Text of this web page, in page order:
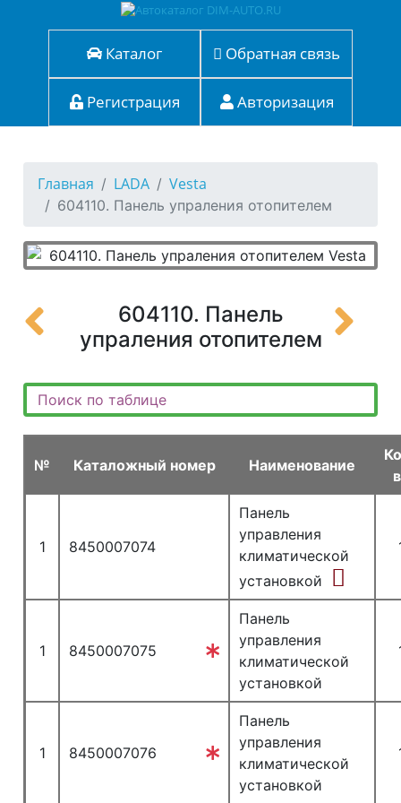
Каталог Обратная связь
Регистрация Авторизация
Главная LADA Vesta
604110. Панель упраления отопителем
604110. Панель
упраления отопителем
№ Каталожный номер Наименование
1 8450007074
Панель
управления
климатической
установкой
1 8450007075
Панель
управления
климатической
установкой
1 8450007076
Панель
управления
климатической
установкой